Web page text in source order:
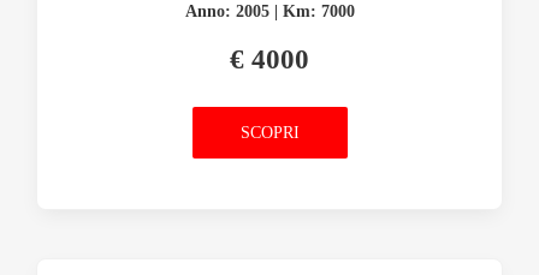
Anno: 2005 | Km: 7000
€ 4000
SCOPRI